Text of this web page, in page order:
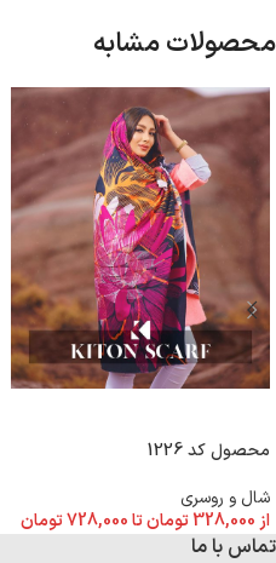
محصولات مشابه
محصول کد 1226
شال و روسری
از 328,000تومانتا728,000تومان
تماس با ما